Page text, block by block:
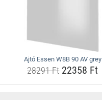
Ajtó Essen W8B 90 AV grey
28291 Ft22358 Ft